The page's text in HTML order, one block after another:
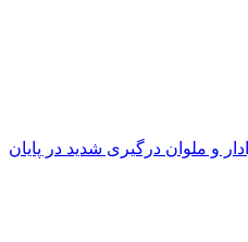
درگیری شدید در پایان